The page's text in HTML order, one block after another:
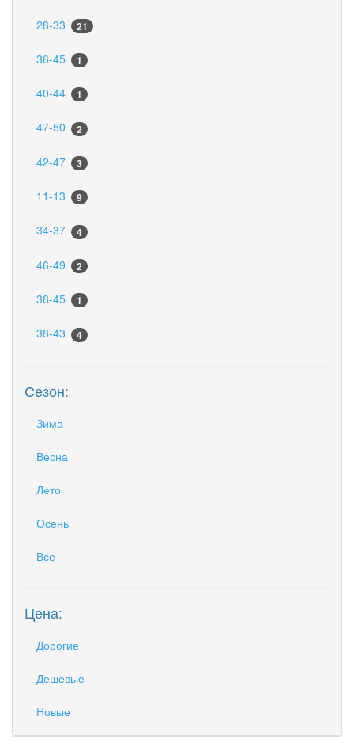
28-33 21
36-45 1
40-44 1
47-50 2
42-47 3
11-13 9
34-37 4
46-49 2
38-45 1
38-43 4
Сезон:
Зима
Весна
Лето
Осень
Все
Цена:
Дорогие
Дешевые
Новые